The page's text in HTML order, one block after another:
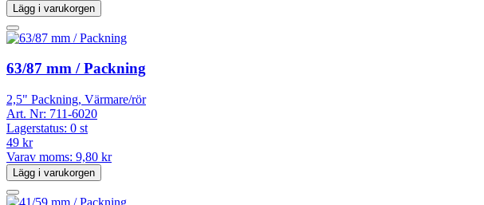
Lägg i varukorgen
63/87 mm / Packning
2,5" Packning, Värmare/rör
Art. Nr: 711-6020
Lagerstatus: 0 st
49 kr
Varav moms: 9,80 kr
Lägg i varukorgen